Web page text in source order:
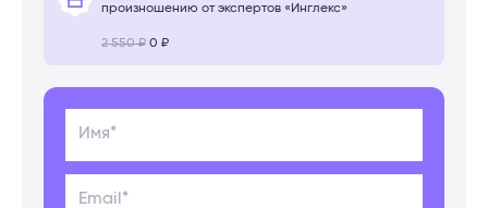
произношению от экспертов «Инглекс»
2 550 ₽ 0 ₽
Имя*
Email*